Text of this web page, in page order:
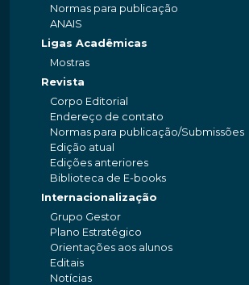
Normas para publicação
ANAIS
Ligas Acadêmicas
Mostras
Revista
Corpo Editorial
Endereço de contato
Normas para publicação/Submissões
Edição atual
Edições anteriores
Biblioteca de E-books
Internacionalização
Grupo Gestor
Plano Estratégico
Orientações aos alunos
Editais
Notícias